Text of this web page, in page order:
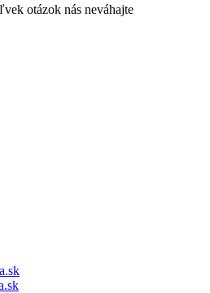
otázok nás neváhajte